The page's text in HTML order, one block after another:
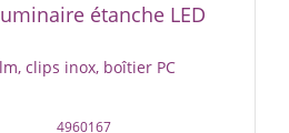
étanche LED
clips inox, boîtier PC
4960167